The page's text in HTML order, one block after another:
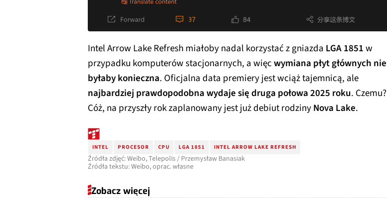
Intel Arrow Lake Refresh miałoby nadal korzystać z gniazda LGA 1851w
przypadku komputerów stacjonarnych, a więcwymiana płyt głównych nie
byłaby konieczna. Oficjalna data premiery jest wciąż tajemnicą, ale
najbardziej prawdopodobna wydaje się druga połowa 2025 roku. Czemu?
Cóż, na przyszły rok zaplanowany jest już debiut rodzinyNova Lake.
INTEL PROCESOR CPU LGA 1851 INTEL ARROW LAKE REFRESH
Źródła zdjęć: Weibo, Telepolis / Przemysław Banasiak
Źródła tekstu: Weibo, oprac. własne
Zobacz więcej